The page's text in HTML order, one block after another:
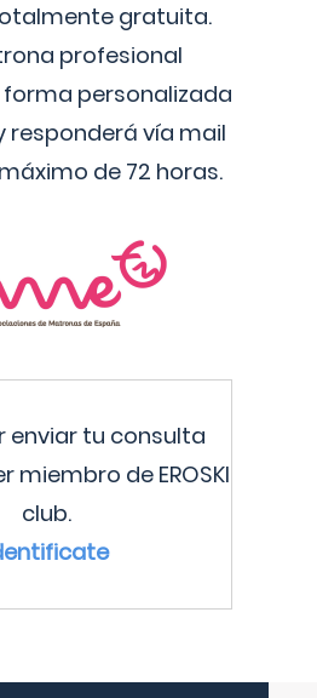
gratuita.
profesional
personalizada
responderá vía mail
de 72 horas.
enviar tu consulta
miembro de EROSKI
club.